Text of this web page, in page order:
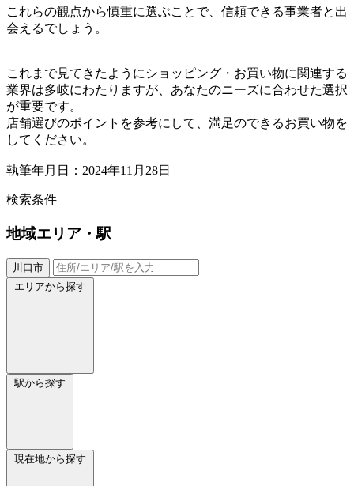
これらの観点から慎重に選ぶことで、信頼できる事業者と出
会えるでしょう。
これまで見てきたようにショッピング・お買い物に関連する
業界は多岐にわたりますが、あなたのニーズに合わせた選択
が重要です。
店舗選びのポイントを参考にして、満足のできるお買い物を
してください。
執筆年月日：2024年11月28日
検索条件
地域エリア・駅
川口市
エリアから探す
駅から探す
現在地から探す